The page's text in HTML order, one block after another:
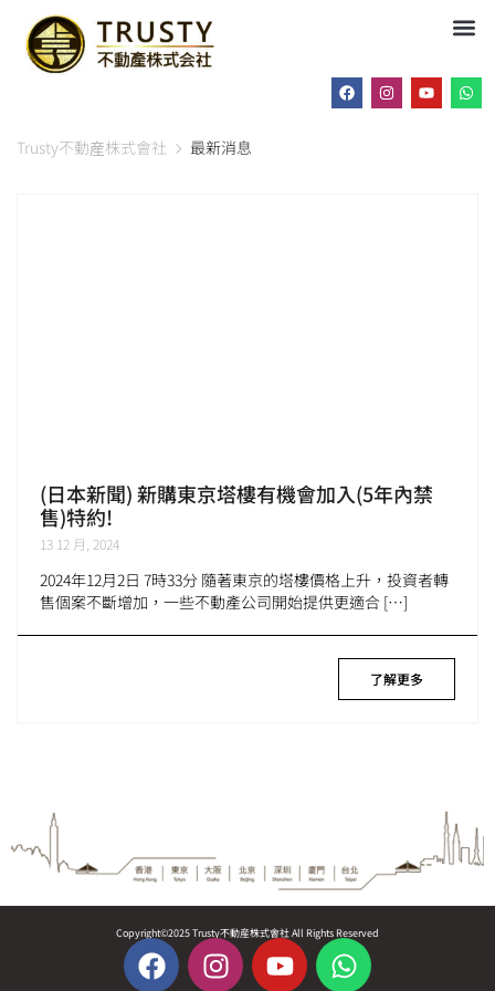
Trusty不動産株式會社 最新消息
(日本新聞) 新購東京塔樓有機會加入(5年內禁
售)特約!
13 12 月, 2024
2024年12月2日 7時33分 隨著東京的塔樓價格上升，投資者轉
售個案不斷增加，一些不動產公司開始提供更適合 […]
了解更多
Copyright©2025 Trusty不動産株式會社 All Rights Reserved